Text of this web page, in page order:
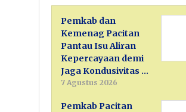
Pemkab dan
Kemenag Pacitan
Pantau Isu Aliran
Kepercayaan demi
Jaga Kondusivitas …
7 Agustus 2026
Pemkab Pacitan